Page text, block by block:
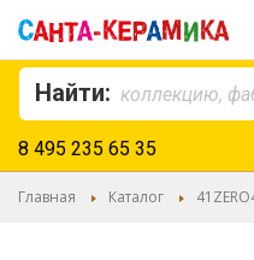
Найти:
8 495 235 65 35
Главная Каталог